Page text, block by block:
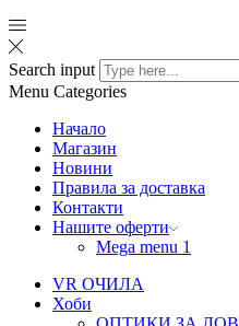
Search input
Menu Categories
Начало
Магазин
Новини
Правила за доставка
Контакти
Нашите оферти
Mega menu 1
VR ОЧИЛА
Хоби